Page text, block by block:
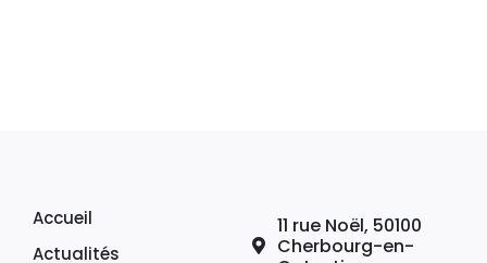
Accueil
Actualités
11 rue Noël, 50100
Cherbourg-en-